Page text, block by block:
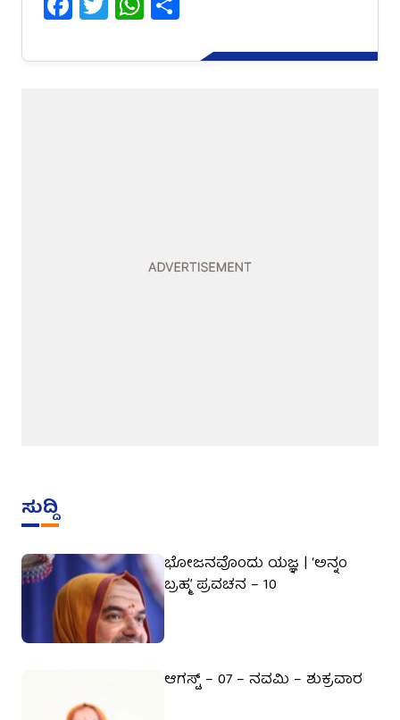
ಸುದ್ದಿ
ಭೋಜನವೊಂದು ಯಜ್ಞ | ‘ಅನ್ನಂ
ಬ್ರಹ್ಮ’ ಪ್ರವಚನ – 10
ಆಗಸ್ಟ್ – 07 – ನವಮಿ – ಶುಕ್ರವಾರ